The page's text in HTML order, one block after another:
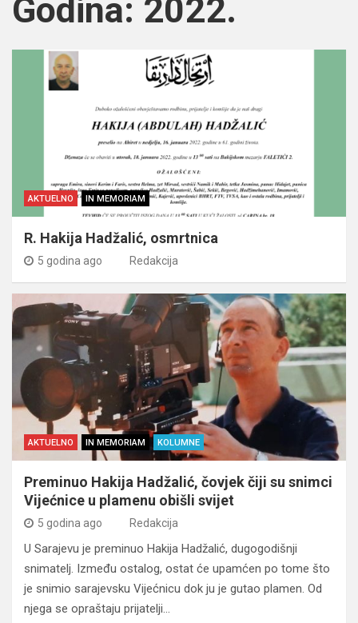
Godina: 2022.
AKTUELNO IN MEMORIAM
R. Hakija Hadžalić, osmrtnica
5 godina ago Redakcija
AKTUELNO IN MEMORIAM KOLUMNE
Preminuo Hakija Hadžalić, čovjek čiji su snimci
Vijećnice u plamenu obišli svijet
5 godina ago Redakcija
U Sarajevu je preminuo Hakija Hadžalić, dugogodišnji
snimatelj. Između ostalog, ostat će upamćen po tome što
je snimio sarajevsku Vijećnicu dok ju je gutao plamen. Od
njega se opraštaju prijatelji…